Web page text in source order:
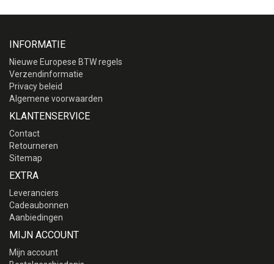
INFORMATIE
Nieuwe Europese BTW regels
Verzendinformatie
Privacy beleid
Algemene voorwaarden
KLANTENSERVICE
Contact
Retourneren
Sitemap
EXTRA
Leveranciers
Cadeaubonnen
Aanbiedingen
MIJN ACCOUNT
Mijn account